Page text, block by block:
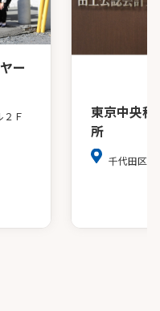
ー
２Ｆ
東京中央
所
千代田区麹